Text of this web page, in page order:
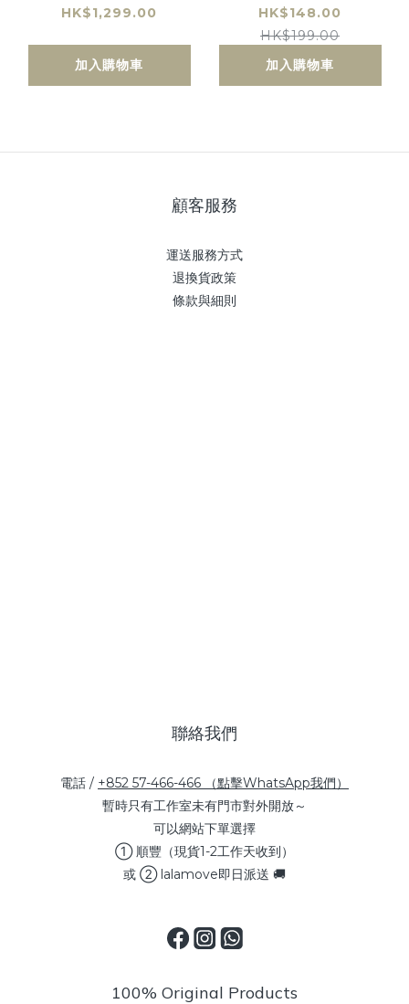
Major V 頭戴式藍牙
HK$1,299.00
加入購物車
3.5mm AUX立體聲
音源線
HK$148.00
HK$199.00
加入購物車
顧客服務
運送服務方式
退換貨政策
條款與細則
聯絡我們
電話 / +852 57-466-466 （點擊WhatsApp我們）
暫時只有工作室未有門市對外開放～
可以網站下單選擇
① 順豐（現貨1-2工作天收到）
或 ② lalamove即日派送 🚚
100% Original Products